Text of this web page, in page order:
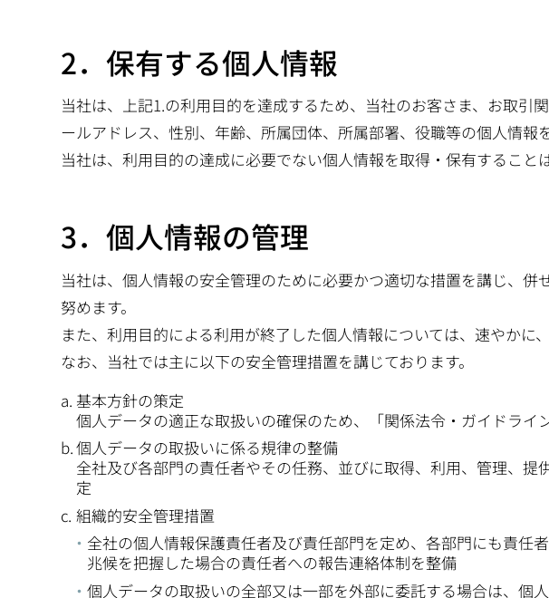
2．保有する個人情報
当社は、上記1.の利用目的を達成するため、当社のお客さま、お取
ールアドレス、性別、年齢、所属団体、所属部署、役職等の個人情報
当社は、利用目的の達成に必要でない個人情報を取得・保有すること
3．個人情報の管理
当社は、個人情報の安全管理のために必要かつ適切な措置を講じ、
努めます。
また、利用目的による利用が終了した個人情報については、速やかに
なお、当社では主に以下の安全管理措置を講じております。
基本方針の策定
個人データの適正な取扱いの確保のため、「関係法令・ガイドラ
個人データの取扱いに係る規律の整備
全社及び各部門の責任者やその任務、並びに取得、利用、管理、
定
組織的安全管理措置
全社の個人情報保護責任者及び責任部門を定め、各部門にも責任
兆候を把握した場合の責任者への報告連絡体制を整備
個人データの取扱いの全部又は一部を外部に委託する場合は、個